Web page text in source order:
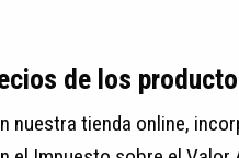
de los
nuestra tienda online,